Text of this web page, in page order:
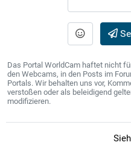
Das Portal WorldCam haftet nicht
den Webcams, in den Posts im
Portals. Wir behalten uns vor,
verstoßen oder als beleidigend
modifizieren.